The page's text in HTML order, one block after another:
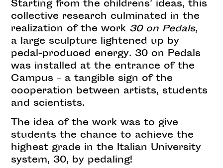
Starting from the childrens’ ideas, this
collective research culminated in the
realization of the work 30 on Pedals,
a large sculpture lightened up by
pedal-produced energy. 30 on Pedals
was installed at the entrance of the
Campus – a tangible sign of the
cooperation between artists, students
and scientists.
The idea of the work was to give
students the chance to achieve the
highest grade in the Italian University
system, 30, by pedaling!